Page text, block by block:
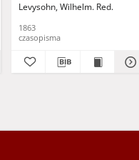
Levysohn, Wilhelm. Red.
1863
czasopisma